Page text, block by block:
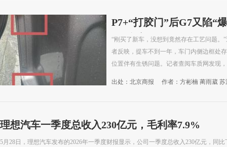
P7+“打胶门”后G7又陷“
再“翻车”
“刚买了新车，没想到竟然存在工艺问题。
者反映，提车不到一年，车门内侧边框处
位置伴有生锈问题。记者查阅车质网发现
出处：北京商报 作者：方彬楠 蔺雨葳 苏
理想汽车一季度总收入230亿元，毛利率7.9%
5月28日，理想汽车发布的2026年一季度财报显示，公司一季度总收入230亿元，同